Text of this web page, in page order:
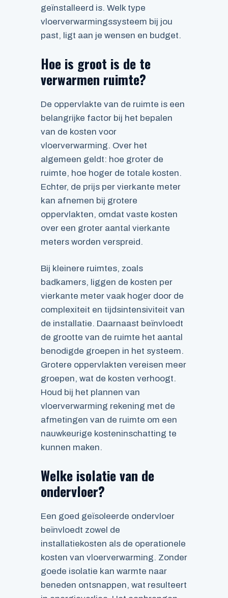
geïnstalleerd is. Welk type
vloerverwarmingssysteem bij jou
past, ligt aan je wensen en budget.
Hoe is groot is de te
verwarmen ruimte?
De oppervlakte van de ruimte is een
belangrijke factor bij het bepalen
van de kosten voor
vloerverwarming. Over het
algemeen geldt: hoe groter de
ruimte, hoe hoger de totale kosten.
Echter, de prijs per vierkante meter
kan afnemen bij grotere
oppervlakten, omdat vaste kosten
over een groter aantal vierkante
meters worden verspreid.
Bij kleinere ruimtes, zoals
badkamers, liggen de kosten per
vierkante meter vaak hoger door de
complexiteit en tijdsintensiviteit van
de installatie. Daarnaast beïnvloedt
de grootte van de ruimte het aantal
benodigde groepen in het systeem.
Grotere oppervlakten vereisen meer
groepen, wat de kosten verhoogt.
Houd bij het plannen van
vloerverwarming rekening met de
afmetingen van de ruimte om een
nauwkeurige kosteninschatting te
kunnen maken.
Welke isolatie van de
ondervloer?
Een goed geïsoleerde ondervloer
beïnvloedt zowel de
installatiekosten als de operationele
kosten van vloerverwarming. Zonder
goede isolatie kan warmte naar
beneden ontsnappen, wat resulteert